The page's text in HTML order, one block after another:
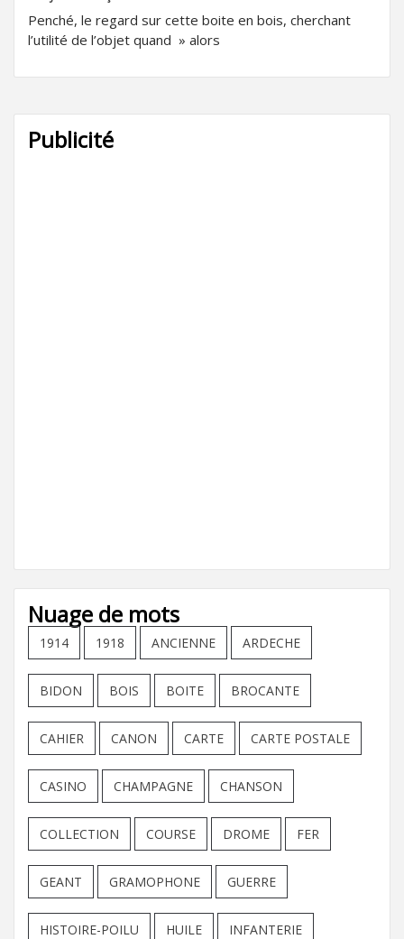
Penché, le regard sur cette boite en bois, cherchant
l’utilité de l’objet quand » alors
Publicité
Nuage de mots
1914 1918 ANCIENNE ARDECHE
BIDON BOIS BOITE BROCANTE
CAHIER CANON CARTE CARTE POSTALE
CASINO CHAMPAGNE CHANSON
COLLECTION COURSE DROME FER
GEANT GRAMOPHONE GUERRE
HISTOIRE-POILU HUILE INFANTERIE